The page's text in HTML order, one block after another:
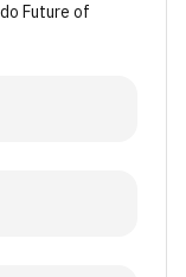
Future of